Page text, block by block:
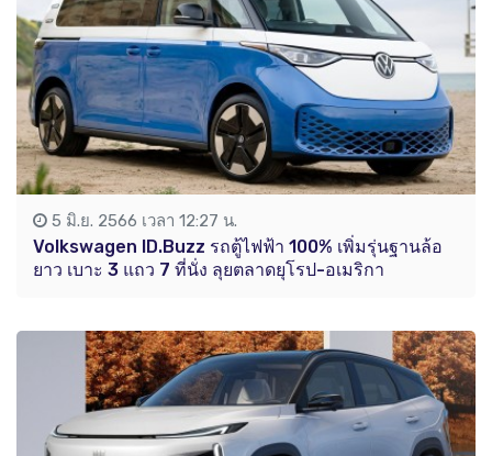
5 มิ.ย. 2566 เวลา 12:27 น.
Volkswagen ID.Buzz รถตู้ไฟฟ้า 100% เพิ่มรุ่นฐานล้อ
ยาว เบาะ 3 แถว 7 ที่นั่ง ลุยตลาดยุโรป-อเมริกา